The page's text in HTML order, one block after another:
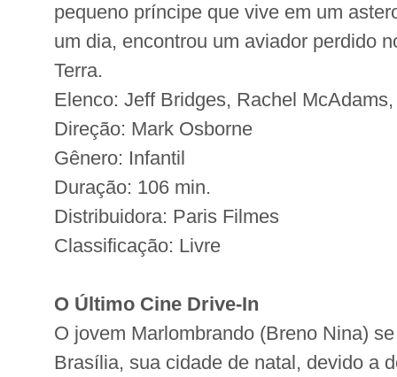
pequeno príncipe que vive em um
um dia, encontrou um aviador perdido
Terra.
Elenco: Jeff Bridges, Rachel
Direção: Mark Osborne
Gênero: Infantil
Duração: 106 min.
Distribuidora: Paris Filmes
Classificação: Livre
O Último Cine Drive-In
O jovem Marlombrando (Breno Nina)
Brasília, sua cidade de natal, devido a